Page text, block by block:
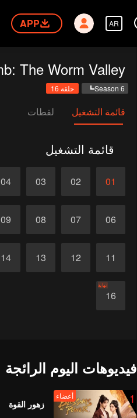
AR
APP
Season 6 حلقة 16
قائمة التشغيل لقطات
قائمة التشغيل
01
02
03
04
06
07
08
09
11
12
13
14
16
نهاية
فيديوهات اليوم الرائجة
1 أعضاء
زهور القوة